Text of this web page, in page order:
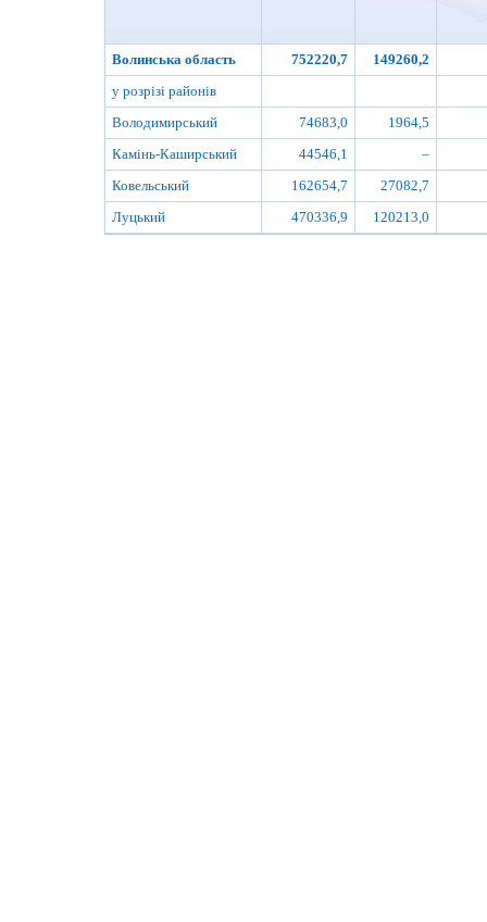
Волинська область 752220,7
149260,2
у розрізі районів
Володимирський
74683,0
1964,5
Камінь-Каширський
44546,1
–
Ковельський
162654,7
27082,7
Луцький
470336,9 120213,0